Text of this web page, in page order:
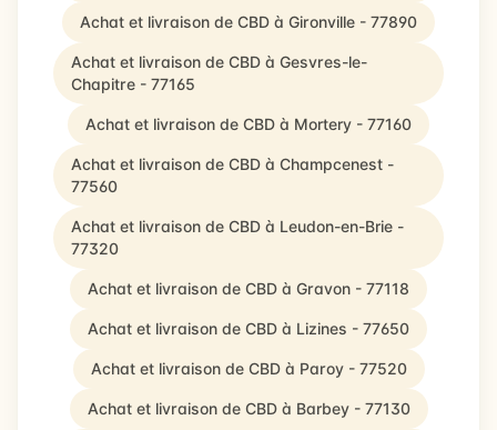
Achat et livraison de CBD à Gironville - 77890
Achat et livraison de CBD à Gesvres-le-
Chapitre - 77165
Achat et livraison de CBD à Mortery - 77160
Achat et livraison de CBD à Champcenest -
77560
Achat et livraison de CBD à Leudon-en-Brie -
77320
Achat et livraison de CBD à Gravon - 77118
Achat et livraison de CBD à Lizines - 77650
Achat et livraison de CBD à Paroy - 77520
Achat et livraison de CBD à Barbey - 77130